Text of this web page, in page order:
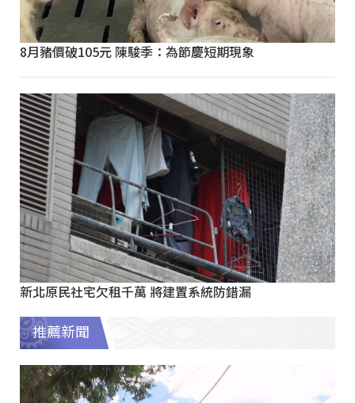
8月豬價破105元 陳駿季：為節慶短期現象
新北原民社宅欠租千萬 將建置系統防錯漏
推薦新聞